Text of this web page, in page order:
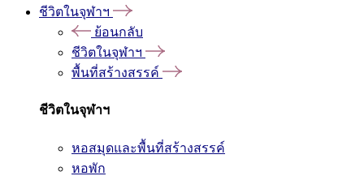
ชีวิตในจุฬาฯ
ย้อนกลับ
ชีวิตในจุฬาฯ
พื้นที่สร้างสรรค์
ชีวิตในจุฬาฯ
หอสมุดและพื้นที่สร้างสรรค์
หอพัก